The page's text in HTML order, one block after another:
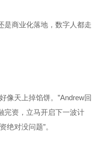
是商业化落地，数字人都走
像天上掉馅饼。”Andrew回
完资，立马开启下一波计
绝对没问题”。